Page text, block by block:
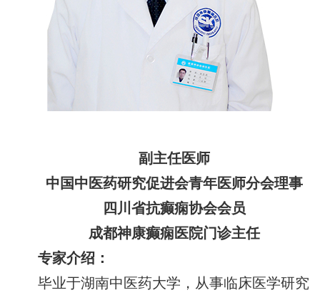
副主任医师
中国中医药研究促进会青年医师分会理事
四川省抗癫痫协会会员
成都神康癫痫医院门诊主任
专家介绍：
毕业于湖南中医药大学，从事临床医学研究